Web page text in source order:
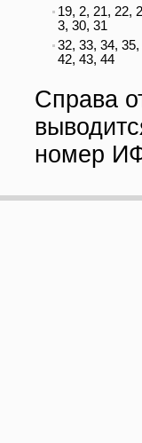
19, 2, 21, 22,
3, 30, 31
32, 33, 34,
42, 43, 44
Справа
номер